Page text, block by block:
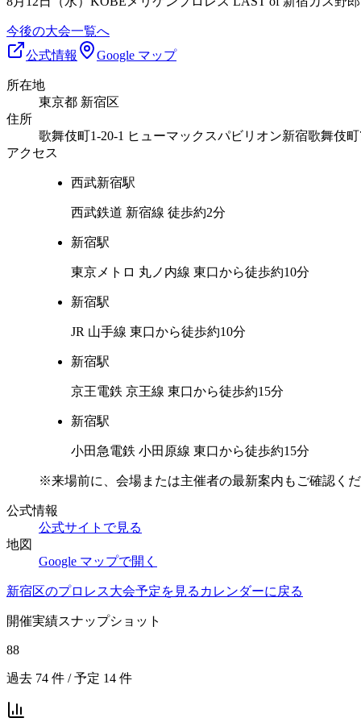
今後の大会一覧へ
公式情報
Google マップ
所在地
東京都 新宿区
住所
歌舞伎町1-20-1 ヒューマックスパビリオン新宿歌舞伎町
アクセス
西武新宿駅
西武鉄道 新宿線 徒歩約2分
新宿駅
東京メトロ 丸ノ内線 東口から徒歩約10分
新宿駅
JR 山手線 東口から徒歩約10分
新宿駅
京王電鉄 京王線 東口から徒歩約15分
新宿駅
小田急電鉄 小田原線 東口から徒歩約15分
※来場前に、会場または主催者の最新案内もご確認く
公式情報
公式サイトで見る
地図
Google マップで開く
新宿区のプロレス大会予定を見る カレンダーに戻る
開催実績スナップショット
88
過去 74 件 / 予定 14 件